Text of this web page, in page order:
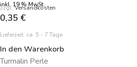
inkl. 19 % MwSt.
zzgl.Versandkosten
0,35 €
Lieferzeit: ca. 5 - 7 Tage
In den Warenkorb
Turmalin Perle